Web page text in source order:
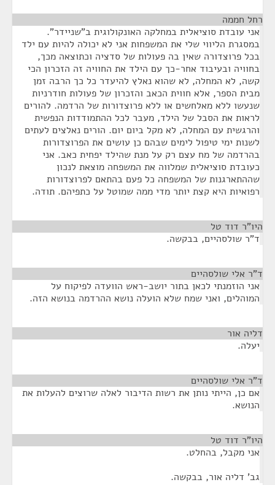
רחל חממה
אני עובדת סוציאלית במחלקה האונקולוגית ב"שניידר".
במסגרת הליווי שלי את המשפחות אני לא יכולה להיות עם ילד
בכל פרוצדורה שאין בה פעולות של סדציה וכתוצאה מכך,
בחוויה ובעיבוד אחר-כך עם הילד את החוויה זה הזכרון הכי
קשה, לא המחלה, לא שהוא נאלץ להיעדר כל כך הרבה זמן
מבית הספר, אלא חווית הכאב והזכרון של פעולות חודרניות
שנעשו ללא מאלחשים או ללא פרוצדורות של הרדמה. להורים
לראות את הסבל של הילד, מעבר לכל ההתמודדות הנפשית
והרגשית עם המחלה, לא מקל ביום יום. הורים נאלצים לעתים
לשנות ימי טיפול לימים שבהם כן עושים את הפרוצדורות
בהרדמה של מח עצם רק על מנת שהילד יפחית כאב. אני
כעובדת סוציאלית שמלווה את המשפחה מוצאת לנכון
שההתארגנות של המשפחה כל פעם בהתאם לפרוצדורות
רפואיות היא קצת יותר מדי ממה שמוטל על כתפיהם. תודה.
היו"ר דוד טל
ד"ר שולסהיים, בבקשה.
ד"ר אלי שולסהיים
אני הוזמנתי לכאן בתור יושב-ראש הוועדה לפיקוח על
המוהלים, ואני שמח שלא הועלה נושא ההרדמה בנושא הזה.
דליה אור
יעלה.
ד"ר אלי שולסהיים
אם כן, הייתי נותן את רשות הדיבור לאלה שרוצים להעלות את
הנושא.
היו"ר דוד טל
אני מקבל, בהחלט.
גב' דליה אור, בבקשה.